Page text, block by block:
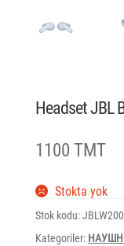
Headset JBL
1100 TMT
Stokta yok
Stok kodu:
Kategoriler: